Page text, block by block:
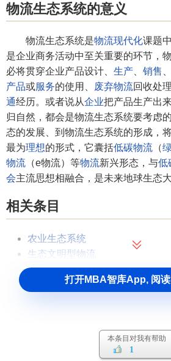
物流生态系统的意义
物流生态系统是物流现代化课题
是企业商务活动中至关重要的环节，
必将贯穿企业产品设计、 生产 销售
产品或服务的使用、 废弃物流回收处
通经历。或者说从企业把产品生产出
归自然，都会是物流生态系统要考虑
态的发展、到物流生态系统的形成，
最为理想的形式，它囊括低碳物流 （
物流 （e物流）等物流新兴形态，与低
会主流思想相融合，是未来地球生态
相关条目
农业生态系统
生态文明型物流
打开MBA智库App, 阅
本条目对我有帮助
1